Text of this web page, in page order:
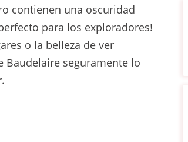
contienen una oscuridad
para los exploradores!
o la belleza de ver
Baudelaire seguramente lo